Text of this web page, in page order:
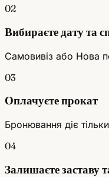
02
Вибираєте дату та
Самовивіз або Нова
03
Оплачуєте прокат
Бронювання діє
04
Залишаєте заставу